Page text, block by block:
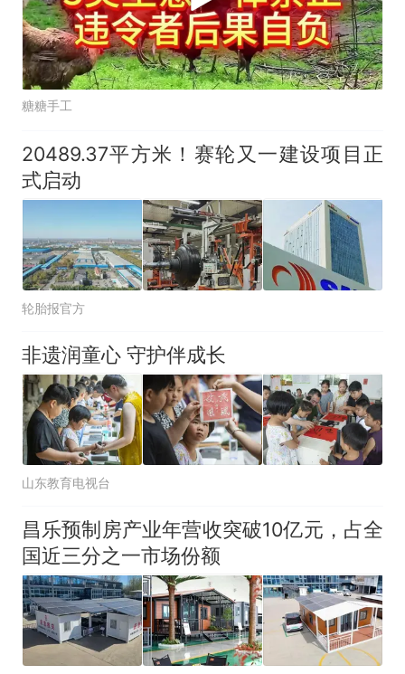
糖糖手工
20489.37平方米！赛轮又一建设项目正
式启动
轮胎报官方
非遗润童心 守护伴成长
山东教育电视台
昌乐预制房产业年营收突破10亿元，占全
国近三分之一市场份额